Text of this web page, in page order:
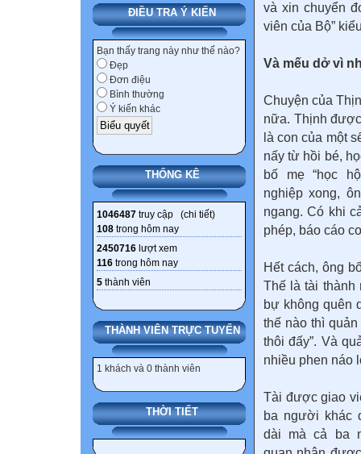
ĐIỀU TRA Ý KIẾN
Bạn thấy trang này như thế nào?
Đẹp
Đơn điệu
Bình thường
Ý kiến khác
THỐNG KÊ
1046487 truy cập (chi tiết)
108 trong hôm nay
2450716 lượt xem
116 trong hôm nay
5 thành viên
THÀNH VIÊN TRỰC TUYẾN
1 khách và 0 thành viên
THỜI TIẾT
và xin chuyển
viên của Bộ”
Và mếu dở vì
Chuyện của
nữa. Thịnh
là con của một
nấy từ hồi bé,
bố mẹ “học
nghiệp xong,
ngang. Có khi
phép, báo cáo
Hết cách, ông
Thế là tài thành
bự không quên
thế nào thì
thôi đấy”. Và
nhiều phen náo
Tài được giao
ba người khác
dài mà cả ba